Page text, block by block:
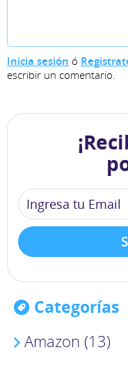
Inicia sesión ó
escribir un comentario.
Categorías
Amazon (13)